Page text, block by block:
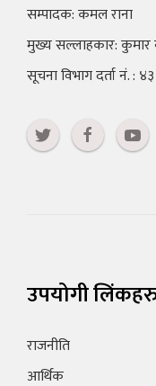
सम्पादक: कमल राना
मुख्य सल्लाहकार: कुमार
सूचना विभाग दर्ता नं. :
उपयोगी
राजनीति
आर्थिक